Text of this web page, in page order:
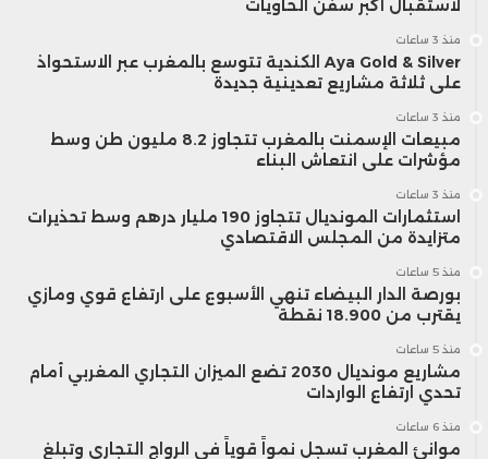
لاستقبال أكبر سفن الحاويات
منذ 3 ساعات
Aya Gold & Silver الكندية تتوسع بالمغرب عبر الاستحواذ
على ثلاثة مشاريع تعدينية جديدة
منذ 3 ساعات
مبيعات الإسمنت بالمغرب تتجاوز 8.2 مليون طن وسط
مؤشرات على انتعاش البناء
منذ 3 ساعات
استثمارات المونديال تتجاوز 190 مليار درهم وسط تحذيرات
متزايدة من المجلس الاقتصادي
منذ 5 ساعات
بورصة الدار البيضاء تنهي الأسبوع على ارتفاع قوي ومازي
يقترب من 18.900 نقطة
منذ 5 ساعات
مشاريع مونديال 2030 تضع الميزان التجاري المغربي أمام
تحدي ارتفاع الواردات
منذ 6 ساعات
موانئ المغرب تسجل نمواً قوياً في الرواج التجاري وتبلغ